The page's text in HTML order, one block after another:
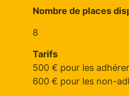
Nombre de places
8
Tarifs
500 € pour les
600 € pour les non-